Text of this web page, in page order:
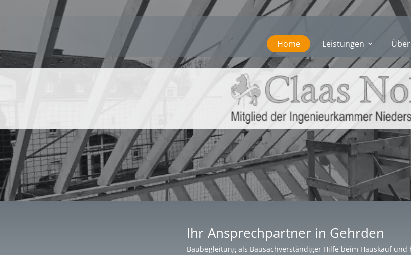
Home Leistungen
Ihr Ansprechpartner in Gehrden
Baubegleitung als Bausachverständiger Hilfe beim Hauskauf und